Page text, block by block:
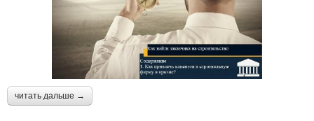
читать дальше →